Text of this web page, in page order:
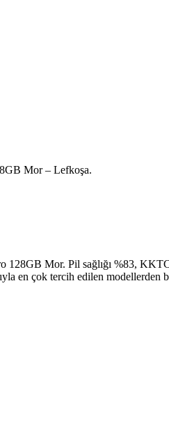
Mor – Lefkoşa.
128GB Mor. Pil sağlığı %83,
en çok tercih edilen